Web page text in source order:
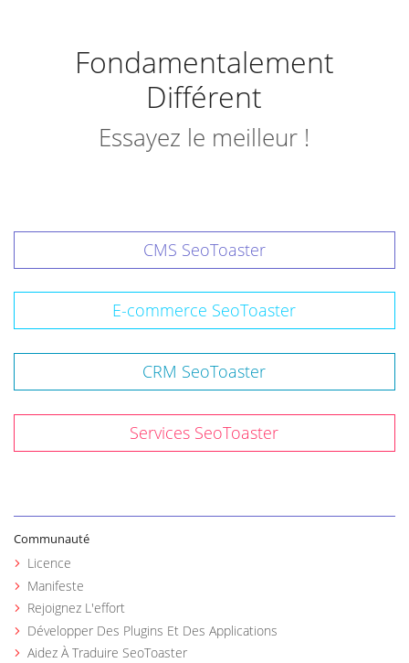
Fondamentalement
Différent
Essayez le meilleur !
CMS SeoToaster
E-commerce SeoToaster
CRM SeoToaster
Services SeoToaster
Communauté
Licence
Manifeste
Rejoignez L'effort
Développer Des Plugins Et Des Applications
Aidez À Traduire SeoToaster